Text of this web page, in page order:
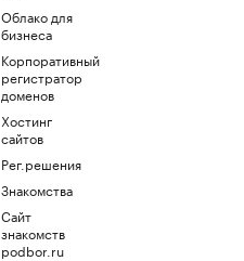
Облако для
бизнеса
Корпоративный
регистратор
доменов
Хостинг
сайтов
Рег.решения
Знакомства
Сайт
знакомств
podbor.ru